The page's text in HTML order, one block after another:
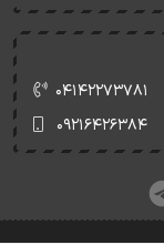
۰۴۱۴۲۲۷۳۷۸۱
۰۹۲۱۶۴۲۶۳۸۴